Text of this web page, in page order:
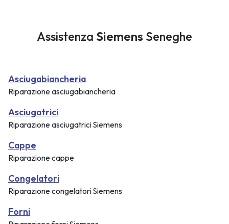
Assistenza Siemens Seneghe
Asciugabiancheria
Riparazione asciugabiancheria
Asciugatrici
Riparazione asciugatrici Siemens
Cappe
Riparazione cappe
Congelatori
Riparazione congelatori Siemens
Forni